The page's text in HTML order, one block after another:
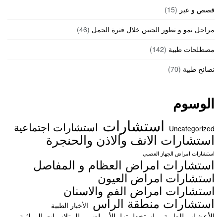
قصص و عبر (15)
مراحل نمو و تطور الجنين خلال فترة الحمل (46)
مصطلحات طبية (142)
نصائح طبية (70)
الوسوم
Uncategorized استشارات استشارات اجتماعية
استشارات الانف والاذن والحنجرة
استشارات امراض الجهاز العصبي
استشارات امراض العظام و المفاصل
استشارات امراض العيون
استشارات امراض الفم والاسنان
استشارات منطقة الرأس الأخبار الطبية